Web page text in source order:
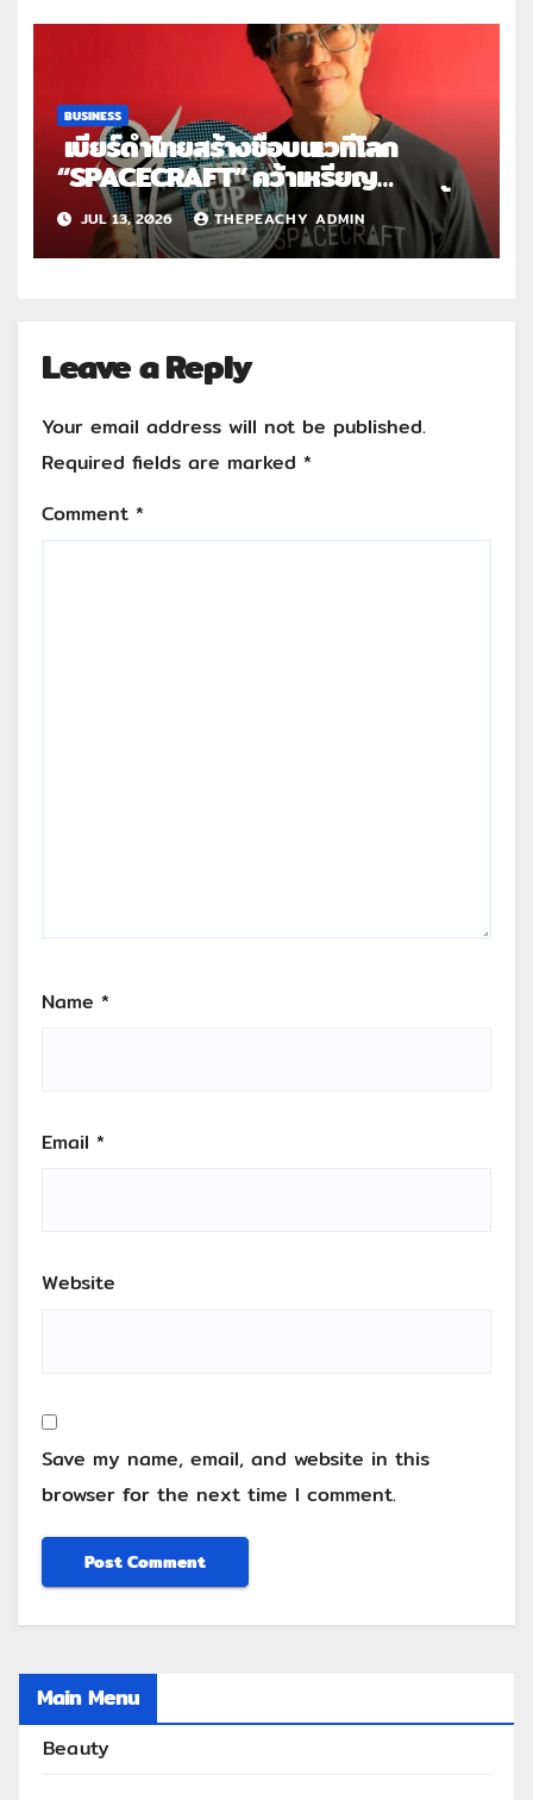
BUSINESS
เบียร์ดำไทยสร้างชื่อบนเวทีโลก
“SPACECRAFT” คว้าเหรียญ
เงิน World Beer Cup 2026 ตอกย้ำ
ศักยภาพผู้ผลิตคราฟต์ไทยในระดับ
สากล
JUL 13, 2026 THEPEACHY ADMIN
Leave a Reply
Your email address will not be published.
Required fields are marked *
Comment *
Name *
Email *
Website
Save my name, email, and website in this
browser for the next time I comment.
Main Menu
Beauty